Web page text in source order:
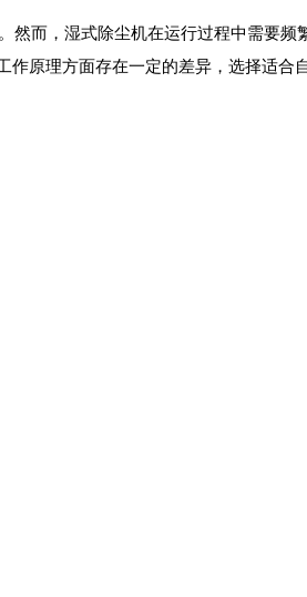
而，湿式除尘机在运行过程中需要频
原理方面存在一定的差异，选择适